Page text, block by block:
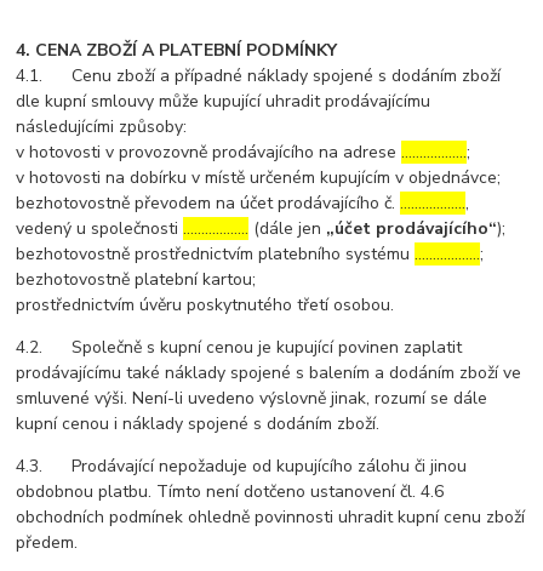
4. CENA ZBOŽÍ A PLATEBNÍ PODMÍNKY
4.1. Cenu zboží a případné náklady spojené s dodáním zboží
dle kupní smlouvy může kupující uhradit prodávajícímu
následujícími způsoby:
v hotovosti v provozovně prodávajícího na adrese………………;
v hotovosti na dobírku v místě určeném kupujícím v objednávce;
bezhotovostně převodem na účet prodávajícího č.………………,
vedený u společnosti……………… (dále jen „účet prodávajícího“);
bezhotovostně prostřednictvím platebního systému………………;
bezhotovostně platební kartou;
prostřednictvím úvěru poskytnutého třetí osobou.
4.2. Společně s kupní cenou je kupující povinen zaplatit
prodávajícímu také náklady spojené s balením a dodáním zboží ve
smluvené výši. Není-li uvedeno výslovně jinak, rozumí se dále
kupní cenou i náklady spojené s dodáním zboží.
4.3. Prodávající nepožaduje od kupujícího zálohu či jinou
obdobnou platbu. Tímto není dotčeno ustanovení čl. 4.6
obchodních podmínek ohledně povinnosti uhradit kupní cenu zboží
předem.